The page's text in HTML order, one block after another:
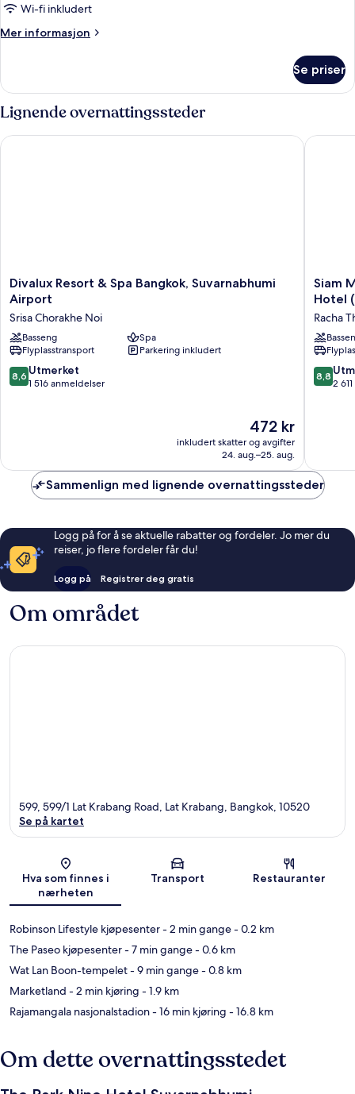
Wi-fi inkludert
Mer informasjon
Mer
Se priser
Lignende overnattingssteder
Divalux
Resort
Spa
Bangkok,
Suvarnabhumi
Airport
Srisa
Divalux Resort & Spa Bangkok, Suvarnabhumi
Airport
Srisa Chorakhe Noi
Basseng
Spa
Flyplasstransport
Parkering inkludert
8.6
av
8,6 Utmerket
1 516 anmeldelser
Prisen
er
472 kr
472 kr
inkludert skatter og avgifter
24. aug.–25. aug.
Divalux Resort & Spa Bangkok, Suvarnabhumi Airport
Siam
Airport
Hotel
(Free
Shuttle)
Siam
Hotel
Racha
8.8
av
8,8
2
Siam
Sammenlign med lignende overnattingssteder
Logg på for å se aktuelle rabatter og fordeler. Jo mer du
reiser, jo flere fordeler får du!
Logg på Registrer deg gratis
Om området
Kart
599, 599/1 Lat Krabang Road, Lat Krabang, Bangkok, 10520
Se på kartet
Hva som finnes i
nærheten
Transport Restauranter
Robinson Lifestyle kjøpesenter- 2 min gange- 0.2 km
The Paseo kjøpesenter- 7 min gange- 0.6 km
Wat Lan Boon-tempelet- 9 min gange- 0.8 km
Marketland - 2 min kjøring - 1.9 km
Rajamangala nasjonalstadion- 16 min kjøring - 16.8 km
Om dette overnattingsstedet